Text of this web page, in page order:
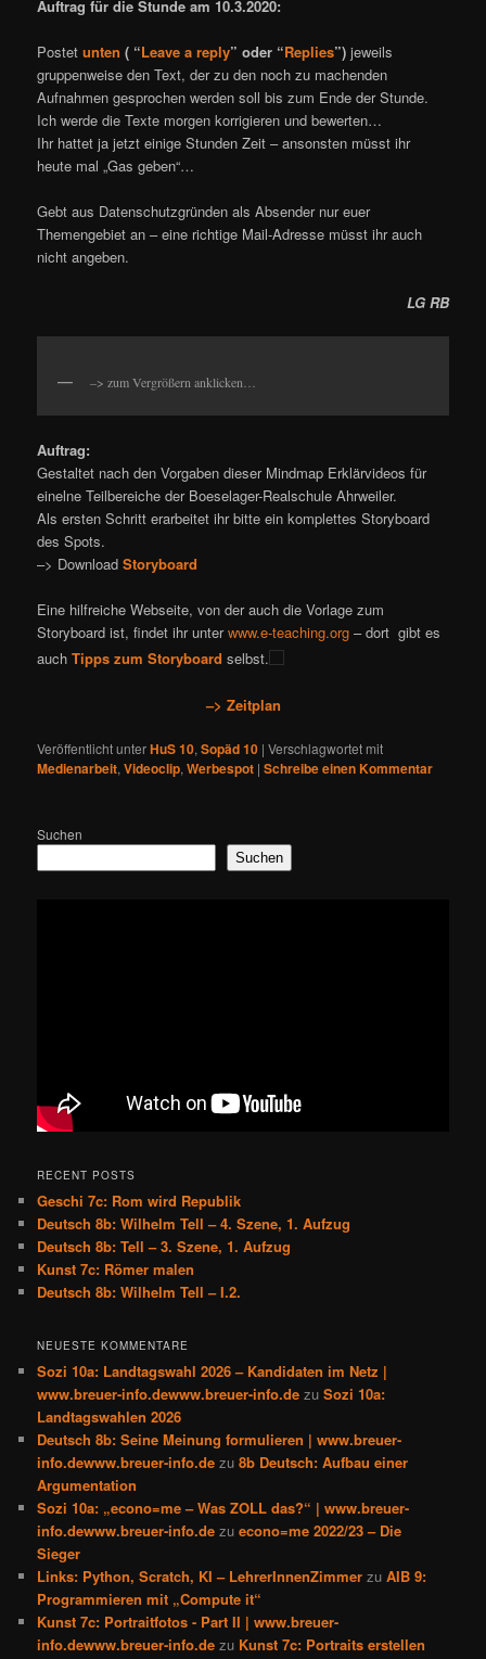
Auftrag für die Stunde am 10.3.2020:
Postetunten ( “Leave a reply” oder “Replies”)jeweils
gruppenweise den Text, der zu den noch zu machenden
Aufnahmen gesprochen werden soll bis zum Ende der Stunde.
Ich werde die Texte morgen korrigieren und bewerten…
Ihr hattet ja jetzt einige Stunden Zeit – ansonsten müsst ihr
heute mal „Gas geben“…
Gebt aus Datenschutzgründen als Absender nur euer
Themengebiet an – eine richtige Mail-Adresse müsst ihr auch
nicht angeben.
LG RB
–> zum Vergrößern anklicken…
Auftrag:
Gestaltet nach den Vorgaben dieser Mindmap Erklärvideos für
einelne Teilbereiche der Boeselager-Realschule Ahrweiler.
Als ersten Schritt erarbeitet ihr bitte ein komplettes Storyboard
des Spots.
–> DownloadStoryboard
Eine hilfreiche Webseite, von der auch die Vorlage zum
Storyboard ist, findet ihr unterwww.e-teaching.org – dort gibt es
auchTipps zum Storyboard selbst.
–> Zeitplan
Veröffentlicht unterHuS 10,Sopäd 10 |Verschlagwortet mit
Medienarbeit,Videoclip,Werbespot |Schreibe einen Kommentar
Suchen
Suchen
RECENT POSTS
Geschi 7c: Rom wird Republik
Deutsch 8b: Wilhelm Tell – 4. Szene, 1. Aufzug
Deutsch 8b: Tell – 3. Szene, 1. Aufzug
Kunst 7c: Römer malen
Deutsch 8b: Wilhelm Tell – I.2.
NEUESTE KOMMENTARE
Sozi 10a: Landtagswahl 2026 – Kandidaten im Netz |
www.breuer-info.dewww.breuer-info.de zuSozi 10a:
Landtagswahlen 2026
Deutsch 8b: Seine Meinung formulieren | www.breuer-
info.dewww.breuer-info.de zu8b Deutsch: Aufbau einer
Argumentation
Sozi 10a: „econo=me – Was ZOLL das?“ | www.breuer-
info.dewww.breuer-info.de zuecono=me 2022/23 – Die
Sieger
Links: Python, Scratch, KI – LehrerInnenZimmer zuAIB 9:
Programmieren mit „Compute it“
Kunst 7c: Portraitfotos - Part II | www.breuer-
info.dewww.breuer-info.de zu Kunst 7c: Portraits erstellen